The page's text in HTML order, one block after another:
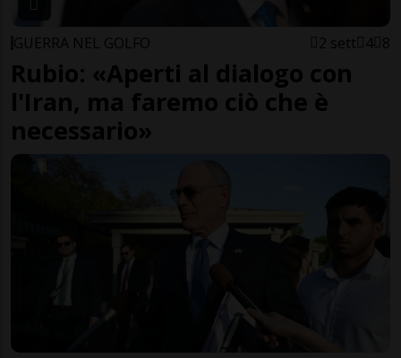
GUERRA NEL GOLFO 2 sett 4 8
Rubio: «Aperti al dialogo con
l'Iran, ma faremo ciò che è
necessario»